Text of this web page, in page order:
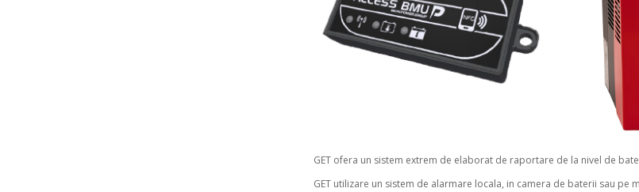
GET ofera un sistem extrem de elaborat de raportare de la nivel de
GET utilizare un sistem de alarmare locala, in camera de baterii sau pe